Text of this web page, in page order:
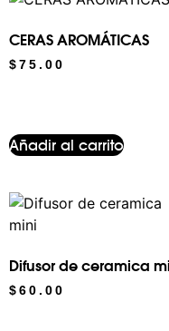
CERAS AROMÁTICAS
$ 75.00
Añadir al carrito
Difusor de ceramica
$ 60.00